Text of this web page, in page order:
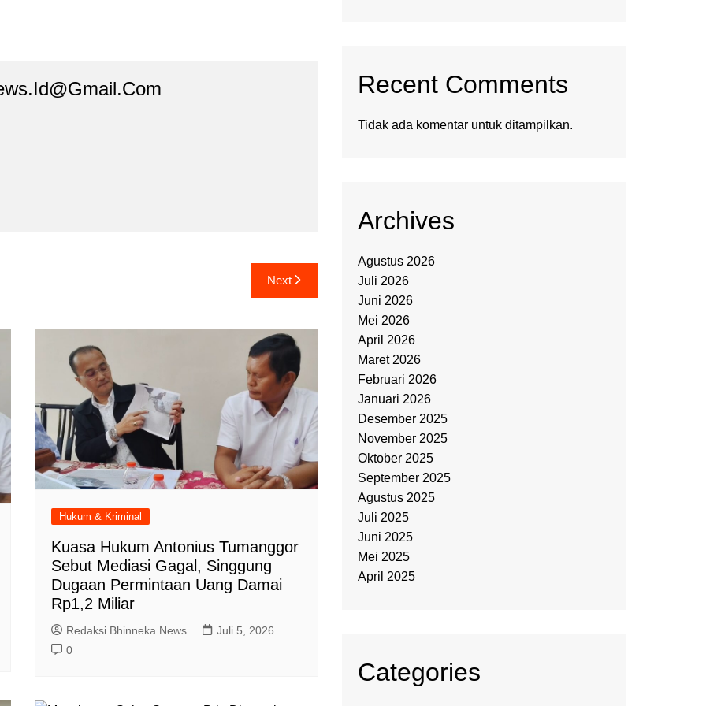
Next
Hukum & Kriminal
Kuasa Hukum Antonius Tumanggor
Sebut Mediasi Gagal, Singgung
Dugaan Permintaan Uang Damai
Rp1,2 Miliar
Redaksi Bhinneka News
Juli 5, 2026
0
Recent Comments
Tidak ada komentar untuk ditampilkan.
Archives
Agustus 2026
Juli 2026
Juni 2026
Mei 2026
April 2026
Maret 2026
Februari 2026
Januari 2026
Desember 2025
November 2025
Oktober 2025
September 2025
Agustus 2025
Juli 2025
Juni 2025
Mei 2025
April 2025
Categories